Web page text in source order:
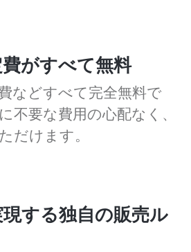
がすべて無料
などすべて完全無料で
不要な費用の心配なく、
だけます。
する独自の販売ル